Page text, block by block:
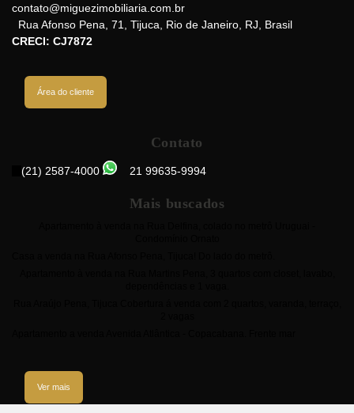
contato@miguezimobiliaria.com.br
Rua Afonso Pena 71 Tijuca Rio de Janeiro RJ
Brasil
CRECI: CJ7872
Área do cliente
Contato
(21) 2587-4000 21 99635-9994
Mais buscados
Ver mais